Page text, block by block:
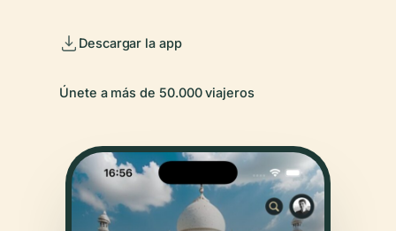
Descargar la app
Únete a más de 50.000 viajeros